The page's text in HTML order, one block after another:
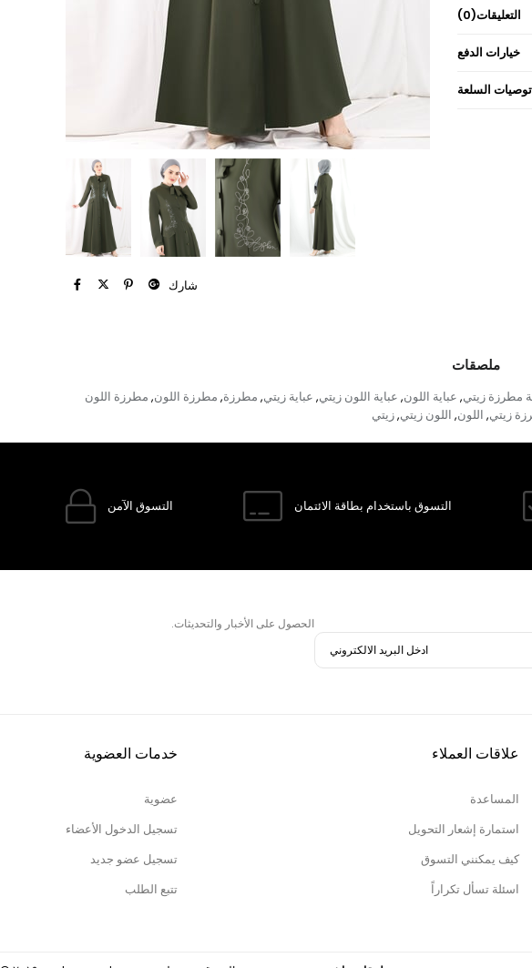
شارك
التعليقات(0)
خيارات الدفع
توصيات السلعة
ملصقات
مطرزة زيتي, عباية اللون, عباية اللون زيتي, عباية زيتي, مطرزة, مطرزة اللون, مطرزة اللون
زيتي, اللون, اللون زيتي, زيتي
التسوق باستخدام بطاقة الائتمان التسوق الآمن
الحصول على الأخبار والتحديثات.
علاقات العملاء
المساعدة
استمارة إشعار التحويل
كيف يمكنني التسوق
اسئلة تسأل تكراراً
خدمات العضوية
عضوية
تسجيل الدخول الأعضاء
تسجيل عضو جديد
تتبع الطلب